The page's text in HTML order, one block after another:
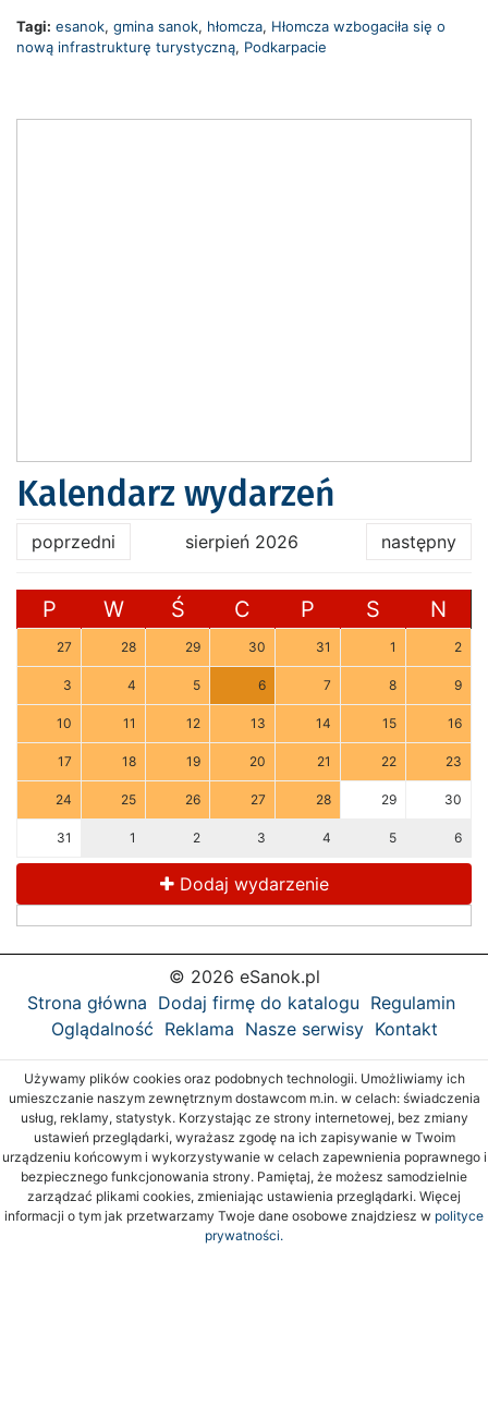
Tagi: esanok, gmina sanok, hłomcza, Hłomcza wzbogaciła się o
nową infrastrukturę turystyczną, Podkarpacie
Kalendarz wydarzeń
poprzedni sierpień 2026 następny
P W Ś C P S N
27 28 29 30 31 1 2
3 4 5 6 7 8 9
10 11 12 13 14 15 16
17 18 19 20 21 22 23
24 25 26 27 28 29 30
31 1 2 3 4 5 6
Dodaj wydarzenie
© 2026 eSanok.pl
Strona główna Dodaj firmę do katalogu Regulamin
Oglądalność Reklama Nasze serwisy Kontakt
Używamy plików cookies oraz podobnych technologii. Umożliwiamy ich
umieszczanie naszym zewnętrznym dostawcom m.in. w celach: świadczenia
usług, reklamy, statystyk. Korzystając ze strony internetowej, bez zmiany
ustawień przeglądarki, wyrażasz zgodę na ich zapisywanie w Twoim
urządzeniu końcowym i wykorzystywanie w celach zapewnienia poprawnego i
bezpiecznego funkcjonowania strony. Pamiętaj, że możesz samodzielnie
zarządzać plikami cookies, zmieniając ustawienia przeglądarki. Więcej
informacji o tym jak przetwarzamy Twoje dane osobowe znajdziesz w polityce
prywatności.